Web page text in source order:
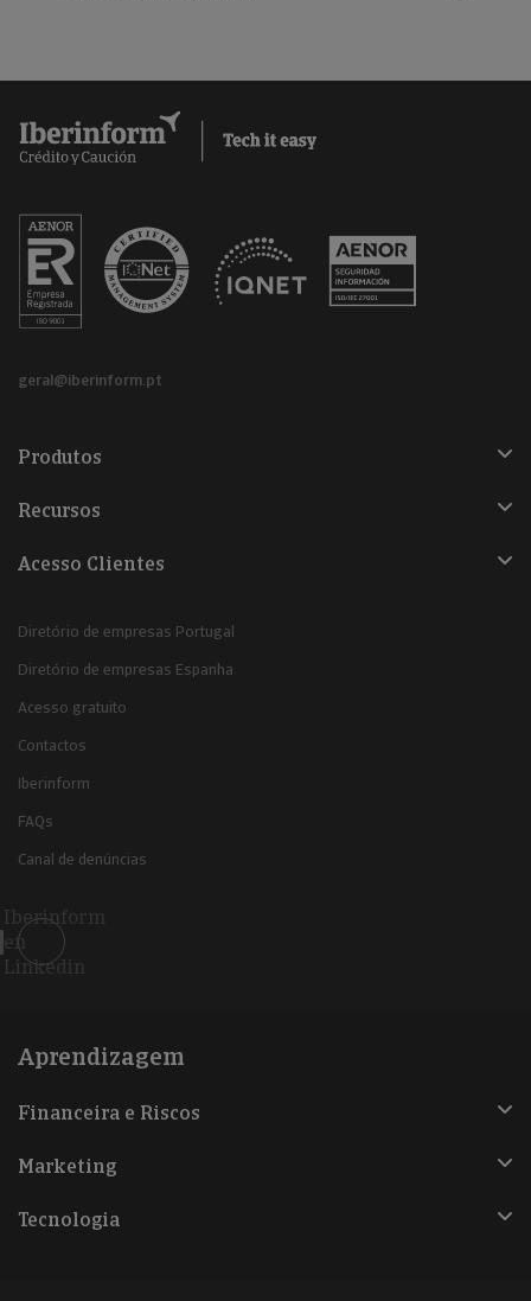
geral@iberinform.pt
Produtos
Recursos
Acesso Clientes
Diretório de empresas Portugal
Diretório de empresas Espanha
Acesso gratuito
Contactos
Iberinform
FAQs
Canal de denúncias
Iberinform
en
Linkedin
Aprendizagem
Financeira e Riscos
Marketing
Tecnologia